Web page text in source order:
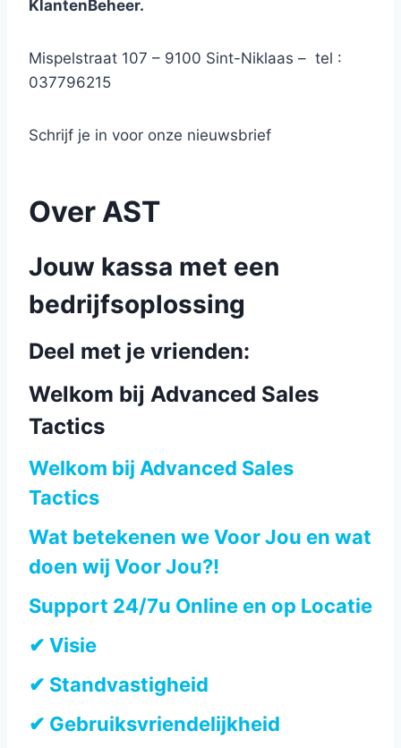
KlantenBeheer.
Mispelstraat 107 – 9100 Sint-Niklaas – tel :
037796215
Schrijf je in voor onze nieuwsbrief
Over AST
Jouw kassa met een
bedrijfsoplossing
Deel met je vrienden:
Welkom bij Advanced Sales
Tactics
Welkom bij Advanced Sales
Tactics
Wat betekenen we Voor Jou en wat
doen wij Voor Jou?!
Support 24/7u Online en op Locatie
✔ Visie
✔ Standvastigheid
✔ Gebruiksvriendelijkheid